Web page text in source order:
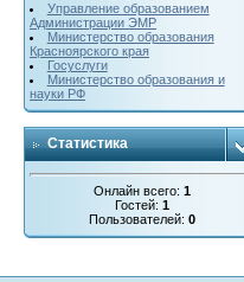
Управление образованием
Администрации ЭМР
Министерство образования
Красноярского края
Госуслуги
Министерство образования и
науки РФ
Статистика
Онлайн всего: 1
Гостей: 1
Пользователей: 0